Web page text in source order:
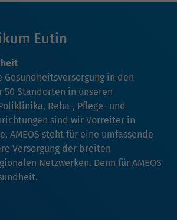
Eutin
Gesundheitsversorgung in den
50 Standorten in unseren
Reha-, Pflege- und
sind wir Vorreiter in
AMEOS steht für eine umfassende
Versorgung der breiten
Netzwerken. Denn für AMEOS